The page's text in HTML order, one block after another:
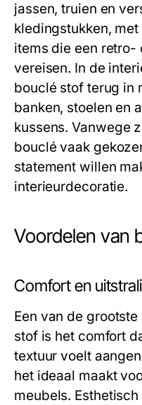
jassen, truien en
kledingstukken,
items die een
vereisen. In de
bouclé stof terug in
banken, stoelen en
kussens. Vanwege
bouclé vaak
statement willen
interieurdecoratie.
Voordelen van
Comfort en
Een van de
stof is het comfort
textuur voelt
het ideaal maakt
meubels.